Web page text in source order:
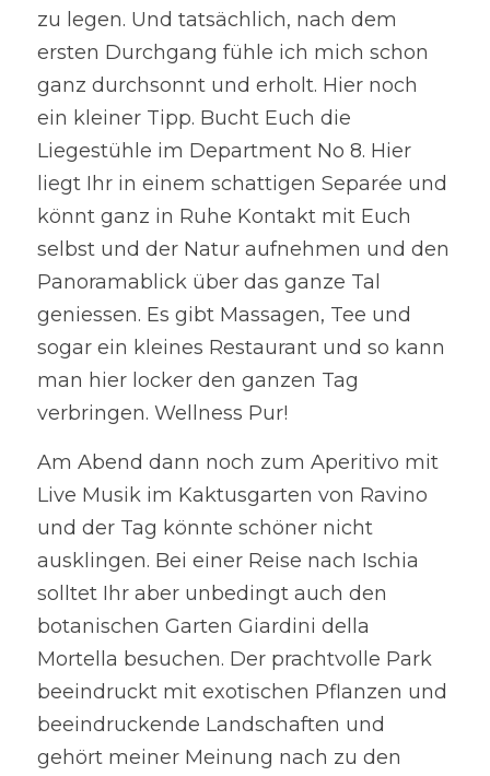
zu legen. Und tatsächlich, nach dem
ersten Durchgang fühle ich mich schon
ganz durchsonnt und erholt. Hier noch
ein kleiner Tipp. Bucht Euch die
Liegestühle im Department No 8. Hier
liegt Ihr in einem schattigen Separée und
könnt ganz in Ruhe Kontakt mit Euch
selbst und der Natur aufnehmen und den
Panoramablick über das ganze Tal
geniessen. Es gibt Massagen, Tee und
sogar ein kleines Restaurant und so kann
man hier locker den ganzen Tag
verbringen. Wellness Pur!
Am Abend dann noch zum Aperitivo mit
Live Musik im Kaktusgarten von Ravino
und der Tag könnte schöner nicht
ausklingen. Bei einer Reise nach Ischia
solltet Ihr aber unbedingt auch den
botanischen Garten Giardini della
Mortella besuchen. Der prachtvolle Park
beeindruckt mit exotischen Pflanzen und
beeindruckende Landschaften und
gehört meiner Meinung nach zu den